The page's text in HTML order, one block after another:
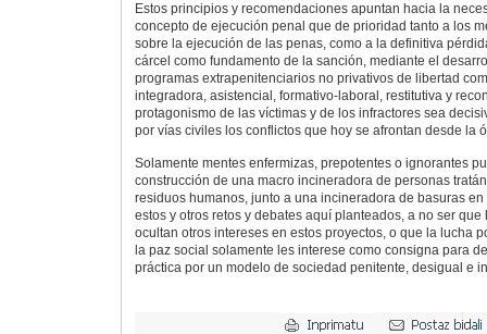
Estos principios y recomendaciones apuntan hacia la
concepto de ejecución penal que de prioridad tanto a los
sobre la ejecución de las penas, como a la definitiva
cárcel como fundamento de la sanción, mediante el
programas extrapenitenciarios no privativos de libertad
integradora, asistencial, formativo-laboral, restitutiva y
protagonismo de las víctimas y de los infractores sea
por vías civiles los conflictos que hoy se afrontan desde la
Solamente mentes enfermizas, prepotentes o ignorantes
construcción de una macro incineradora de personas
residuos humanos, junto a una incineradora de basuras
estos y otros retos y debates aquí planteados, a no ser
ocultan otros intereses en estos proyectos, o que la lucha
la paz social solamente les interese como consigna para
práctica por un modelo de sociedad penitente, desigual e